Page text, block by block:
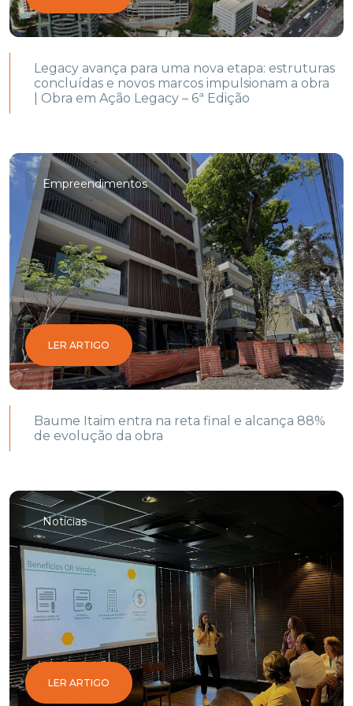
Legacy avança para uma nova etapa: estruturas
concluídas e novos marcos impulsionam a obra
| Obra em Ação Legacy – 6ª Edição
Empreendimentos
LER ARTIGO
Baume Itaim entra na reta final e alcança 88%
de evolução da obra
Notícias
LER ARTIGO